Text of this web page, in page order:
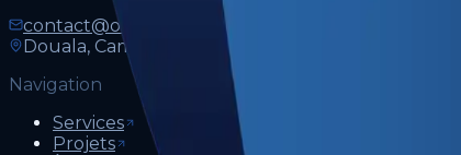
contact@overbrand.net
Douala, Cameroun
Navigation
Services
Projets